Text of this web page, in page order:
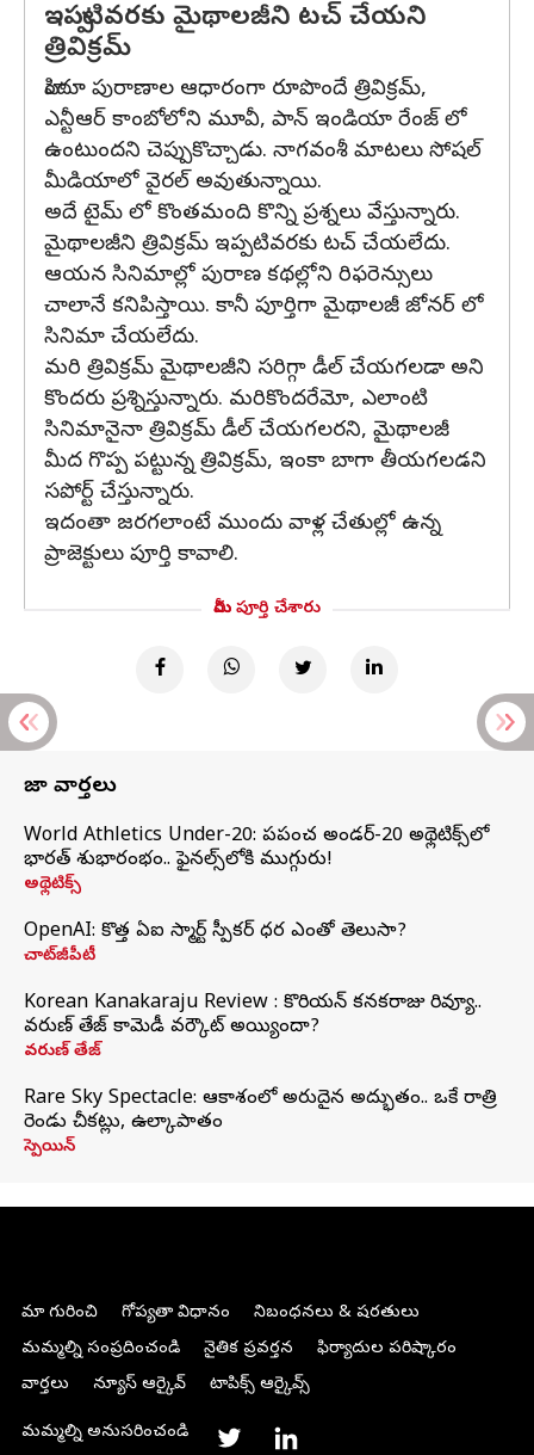
ఇప్పటివరకు మైథాలజీని టచ్ చేయని
త్రివిక్రమ్
హిందూ పురాణాల ఆధారంగా రూపొందే త్రివిక్రమ్,
ఎన్టీఆర్ కాంబోలోని మూవీ, పాన్ ఇండియా రేంజ్ లో
ఉంటుందని చెప్పుకొచ్చాడు. నాగవంశీ మాటలు సోషల్
మీడియాలో వైరల్ అవుతున్నాయి.
అదే టైమ్ లో కొంతమంది కొన్ని ప్రశ్నలు వేస్తున్నారు.
మైథాలజీని త్రివిక్రమ్ ఇప్పటివరకు టచ్ చేయలేదు.
ఆయన సినిమాల్లో పురాణ కథల్లోని రిఫరెన్సులు
చాలానే కనిపిస్తాయి. కానీ పూర్తిగా మైథాలజీ జోనర్ లో
సినిమా చేయలేదు.
మరి త్రివిక్రమ్ మైథాలజీని సరిగ్గా డీల్ చేయగలడా అని
కొందరు ప్రశ్నిస్తున్నారు. మరికొందరేమో, ఎలాంటి
సినిమానైనా త్రివిక్రమ్ డీల్ చేయగలరని, మైథాలజీ
మీద గొప్ప పట్టున్న త్రివిక్రమ్, ఇంకా బాగా తీయగలడని
సపోర్ట్ చేస్తున్నారు.
ఇదంతా జరగలాంటే ముందు వాళ్ల చేతుల్లో ఉన్న
ప్రాజెక్టులు పూర్తి కావాలి.
మీరు పూర్తి చేశారు
తాజా వార్తలు
World Athletics Under-20: ప్రపంచ అండర్-20 అథ్లెటిక్స్‌లో
భారత్‌ శుభారంభం.. ఫైనల్స్‌లోకి ముగ్గురు!
అథ్లెటిక్స్
OpenAI: కొత్త ఏఐ స్మార్ట్ స్పీకర్ ధర ఎంతో తెలుసా?
చాట్‌జీపీటీ
Korean Kanakaraju Review : కొరియన్ కనకరాజు రివ్యూ..
వరుణ్ తేజ్ కామెడీ వర్కౌట్ అయ్యిందా?
వరుణ్ తేజ్
Rare Sky Spectacle: ఆకాశంలో అరుదైన అద్భుతం.. ఒకే రాత్రి
రెండు చీకట్లు, ఉల్కాపాతం
స్పెయిన్
మా గురించి గోప్యతా విధానం
నిబంధనలు & షరతులు
మమ్మల్ని సంప్రదించండి
నైతిక ప్రవర్తన
ఫిర్యాదుల పరిష్కారం
వార్తలు
న్యూస్ ఆర్కైవ్ టాపిక్స్ ఆర్కైవ్స్
మమ్మల్ని అనుసరించండి